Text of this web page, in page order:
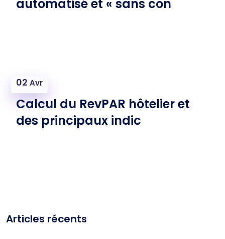
automatisé et « sans con
02 Avr
Calcul du RevPAR hôtelier et
des principaux indic
Articles récents